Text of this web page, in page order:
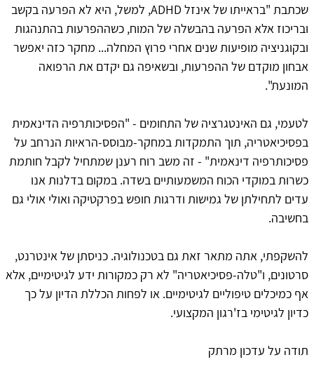
שכתבת "בראייתו של אינזל ADHD, למשל, היא לא הפרעה בקשב
ובריכוז אלא הפרעה בהבשלה של המוח, כשההפרעות בהתנהגות
ובקוגניציה מופיעות שנים אחרי פרוץ המחלה... מחקר כזה יאפשר
אבחון מוקדם של ההפרעות, ובשאיפה גם יקדם את הרפואה
המונעת".
לטעמי, גם האינטגרציה של התחומים - "הפסיכותרפיה הדינאמית
בפסיכיאטריה, תוך התמקדות במחקר-מבוסס-הראיות הנרחב על
פסיכותרפיה דינאמית" - זה משב רוח רענן שמתחיל לקבל חותמת
כשרות במוקדי הכוח המשמעותיים בשדה. במקום בדלנות אנו
עדים לתחילתן של גמישות ודרגות חופש בפרקטיקה ואולי אולי גם
בחשיבה.
להשקפתי, אתה מתאר זאת גם בטכנולוגיה. כניסתן של אינטרנט,
סרטונים, ו"טלה-פסיכיאטריה" לא רק כמקורות ידע לגיטימיים, אלא
אף כמיכלים טיפוליים לגיטימיים. או לפחות הכללת הדיון על כך
כדיון לגיטימי בז'רגון המקצועי.
תודה על עדכון מרתק